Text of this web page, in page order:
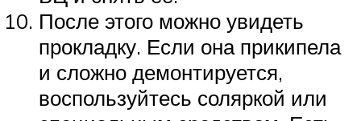
После этого можно увидеть
прокладку. Если она прикипела
и сложно демонтируется,
воспользуйтесь соляркой или